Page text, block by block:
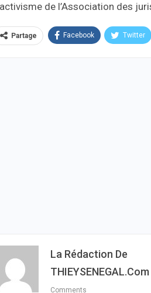
de l’Association des
Partage Facebook Twitter
La Rédaction De
THIEYSENEGAL.com
Comments